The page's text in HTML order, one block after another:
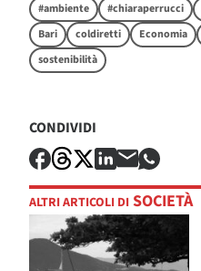
#ambiente #chiaraperrucci
Bari
coldiretti Economia
sostenibilità
CONDIVIDI
ALTRI ARTICOLI DI SOCIETÀ